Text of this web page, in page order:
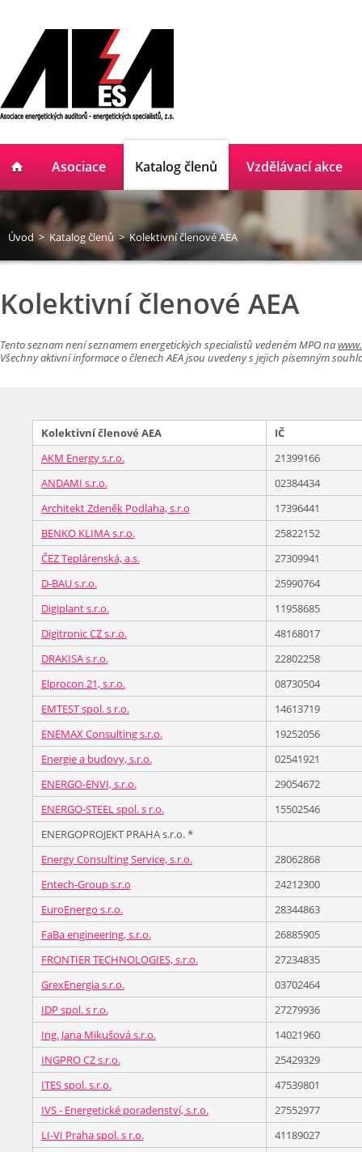
Asociace Katalog členů Vzdělávací akce
Úvod > Katalog členů > Kolektivní členové AEA
Kolektivní členové AEA
Tento seznam není seznamem energetických specialistů vedeném MPO na
Všechny aktivní informace o členech AEA jsou uvedeny s jejich písemným
Kolektivní členové AEA
IČ
AKM Energy s.r.o.
21399166
ANDAMI s.r.o.
02384434
Architekt Zdeněk Podlaha, s.r.o
17396441
BENKO KLIMA s.r.o.
25822152
ČEZ Teplárenská, a.s.
27309941
D-BAU s.r.o.
25990764
Digiplant s.r.o.
11958685
Digitronic CZ s.r.o.
48168017
DRAKISA s.r.o.
22802258
Elprocon 21, s.r.o.
08730504
EMTEST spol. s r.o.
14613719
ENEMAX Consulting s.r.o.
19252056
Energie a budovy, s.r.o.
02541921
ENERGO-ENVI, s.r.o.
29054672
ENERGO-STEEL spol. s r.o.
15502546
ENERGOPROJEKT PRAHA s.r.o. *
Energy Consulting Service, s.r.o.
28062868
Entech-Group s.r.o
24212300
EuroEnergo s.r.o.
28344863
FaBa engineering, s.r.o.
26885905
FRONTIER TECHNOLOGIES, s.r.o.
27234835
GrexEnergia s.r.o.
03702464
IDP spol. s r.o.
27279936
Ing. Jana Mikušová s.r.o.
14021960
INGPRO CZ s.r.o.
25429329
ITES spol. s.r.o.
47539801
IVS - Energetické poradenství, s.r.o.
27552977
LI-VI Praha spol. s r.o.
41189027